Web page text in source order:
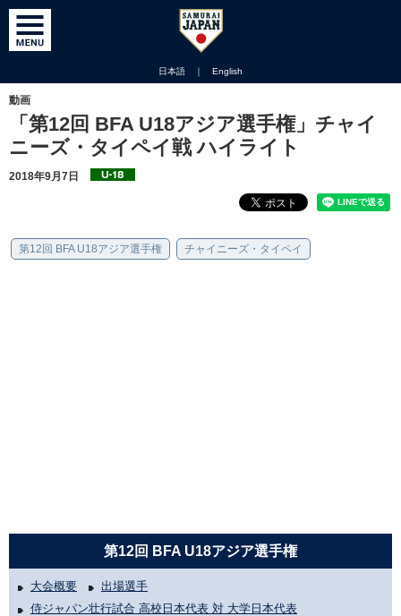
日本語 ｜ English
動画
「第12回 BFA U18アジア選手権」チャイ
ニーズ・タイペイ戦 ハイライト
2018年9月7日
第12回 BFA U18アジア選手権 チャイニーズ・タイペイ
第12回 BFA U18アジア選手権
大会概要
出場選手
侍ジャパン壮行試合 高校日本代表 対 大学日本代表